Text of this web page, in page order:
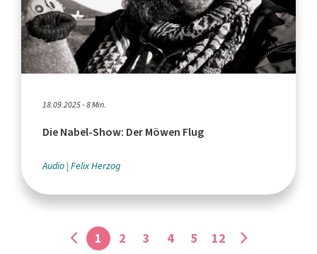
18.09.2025 - 8 Min.
Die Nabel-Show: Der Möwen Flug
Audio Felix Herzog
1 2 3 4 5 12